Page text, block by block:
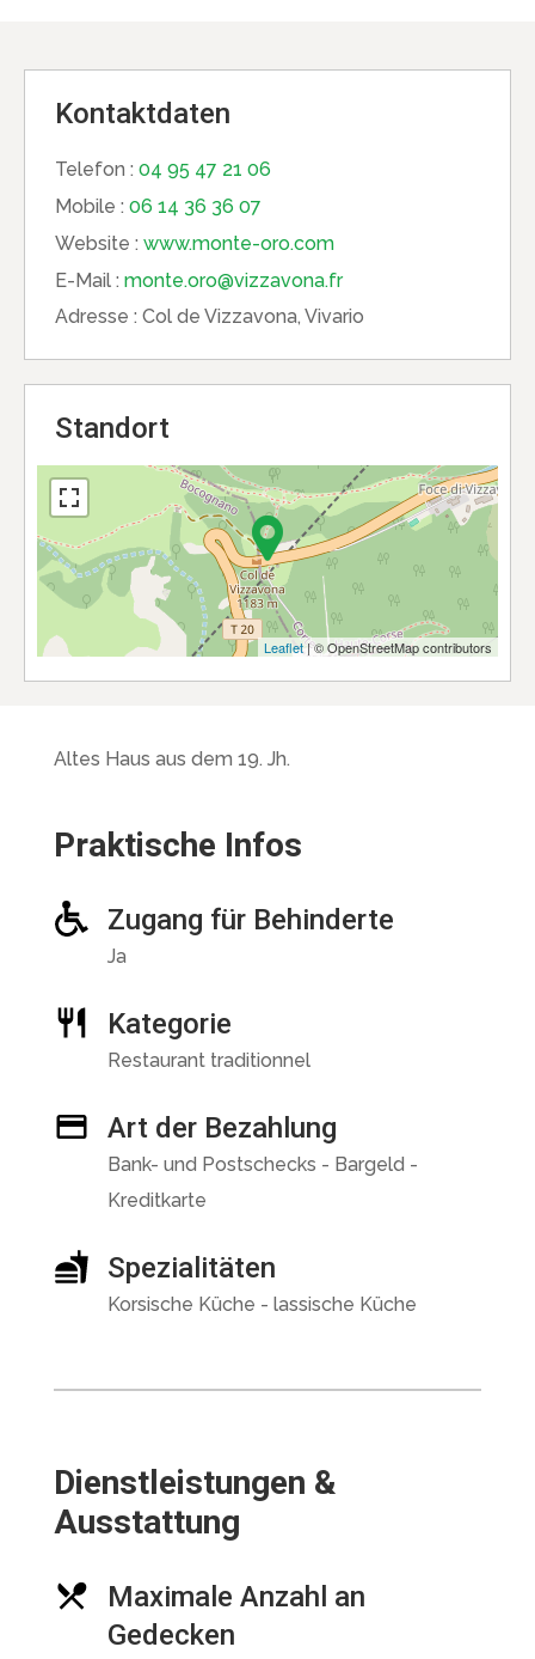
Kontaktdaten
Telefon : 04 95 47 21 06
Mobile : 06 14 36 36 07
Website : www.monte-oro.com
E-Mail : monte.oro@vizzavona.fr
Adresse : Col de Vizzavona, Vivario
Standort
Leaflet| © OpenStreetMap contributors
Altes Haus aus dem 19. Jh.
Praktische Infos
Zugang für Behinderte
Ja
Kategorie
Restaurant traditionnel
Art der Bezahlung
Bank- und Postschecks - Bargeld -
Kreditkarte
Spezialitäten
Korsische Küche - lassische Küche
Dienstleistungen &
Ausstattung
Maximale Anzahl an
Gedecken